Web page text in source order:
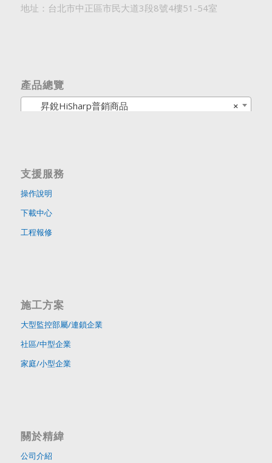
地址：台北市中正區市民大道3段8號4樓51-54室
產品總覽
×
昇銳HiSharp普銷商品
支援服務
操作說明
下載中心
工程報修
施工方案
大型監控部屬/連鎖企業
社區/中型企業
家庭/小型企業
關於精緯
公司介紹